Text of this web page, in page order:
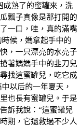
成熟了的蜜罐來，洗
瓤子真像是那打開的
一口，哇，真的滿嘴
候，媽拿起手中的
，一只漂亮的水亮子
著媽媽手中的韭刀兒
找這蜜罐兒，吃它成
以后的一年夏天，
也長有蜜罐兒。于是
訴我說：“這蜜罐兒
期，它還救過不少人